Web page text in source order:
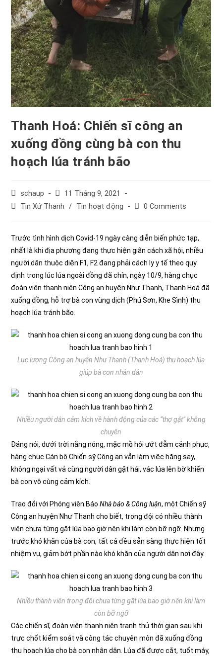
Thanh Hoá: Chiến sĩ công an
xuống đồng cùng bà con thu
hoạch lúa tránh bão
Post
author:
schaup
Post
published:
11 Tháng 9, 2021
PostTin Xứ Thanh / Tin hoạt động
Post0 Comments
Trước tình hình dịch Covid-19 ngày càng diễn biến phức tạp,
nhất là khi địa phương đang thực hiện giãn cách xã hội, nhiều
người dân thuộc diện F1, F2 đang phải cách ly y tế theo quy
định trong lúc lúa ngoài đồng đã chín, ngày 10/9, hàng chục
đoàn viên thanh niên Công an huyện Như Thanh, Thanh Hoá đã
xuống đồng, hỗ trợ bà con vùng dịch (Phú Sơn, Khe Sình) thu
hoạch lúa tránh bão.
Lực lượng Công an huyện Như Thanh (Thanh Hoá) thu hoạch lúa
giúp bà con nhân dân
Nhiều người dân cảm kích về hành động của các “thợ gặt” không
chuyên
Đáng nói, dưới trời nắng nóng, mặc mồ hôi ướt đẫm cảnh phục,
hàng chục Cán bộ Chiến sỹ Công an vẫn làm việc hăng say,
không ngại vất vả cùng người dân gặt hái, vác lúa lên bờ khiến
bà con vô cùng cảm kích.
Trao đổi với Phóng viên BáoNhà báo & Công luận, một Chiến sỹ
Công an huyện Như Thanh cho biết, trong đội có nhiều thành
viên chưa từng gặt lúa bao giờ nên khi làm còn bỡ ngỡ. Nhưng
trước khó khăn của bà con, tất cả đều sẵn sàng thực hiện tốt
nhiệm vụ, giảm bớt phần nào khó khăn của người dân nơi đây.
Nhiều thành viên trong đội chưa từng gặt lúa bao giờ nên khi làm
còn bỡ ngỡ
Các chiến sĩ, đoàn viên thanh niên tranh thủ thời gian sau khi
trực chốt kiểm soát và công tác chuyên môn đã xuống đồng
thu hoạch lúa cho bà con nhân dân. Lúa đã được cắt, tuốt máy,